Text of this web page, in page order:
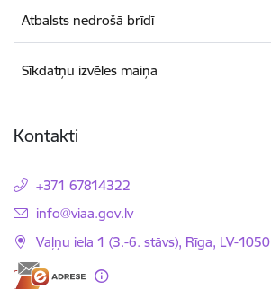
Atbalsts nedrošā brīdī
Sīkdatņu izvēles maiņa
Kontakti
+371 67814322
E-pasts:
info@viaa.gov.lv
Vaļņu iela 1 (3.-6. stāvs), Rīga, LV-1050